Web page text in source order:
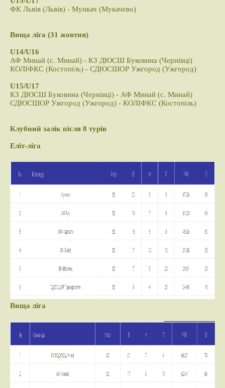
ФК Львів (Львів) - Мункач (Мукачево)
Вища ліга (31 жовтня)
U14/U16
АФ Минай (с. Минай) - КЗ ДЮСШ Буковина (Чернівці)
КОЛІФКС (Костопіль) - СДЮСШОР Ужгород (Ужгород)
U15/U17
КЗ ДЮСШ Буковина (Чернівці) - АФ Минай (с. Минай)
СДЮСШОР Ужгород (Ужгород) - КОЛІФКС (Костопіль)
Клубний залік після 8 турів
Еліт-ліга
Вища ліга